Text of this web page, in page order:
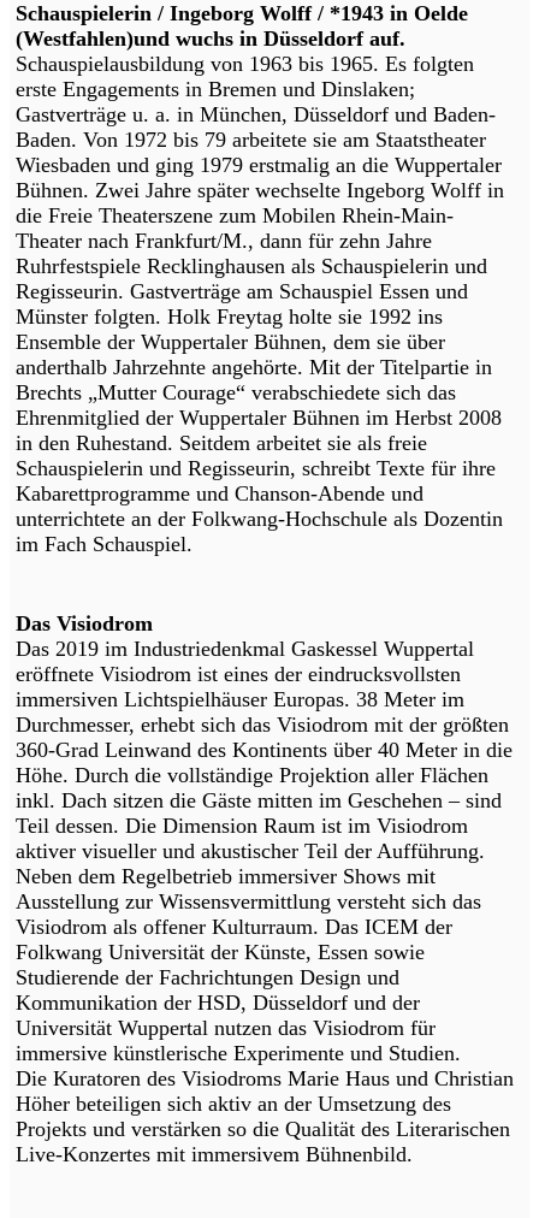
Schauspielerin / Ingeborg Wolff / *1943 in Oelde
(Westfahlen)und wuchs in Düsseldorf auf.
Schauspielausbildung von 1963 bis 1965. Es folgten
erste Engagements in Bremen und Dinslaken;
Gastverträge u. a. in München, Düsseldorf und Baden-
Baden. Von 1972 bis 79 arbeitete sie am Staatstheater
Wiesbaden und ging 1979 erstmalig an die Wuppertaler
Bühnen. Zwei Jahre später wechselte Ingeborg Wolff in
die Freie Theaterszene zum Mobilen Rhein-Main-
Theater nach Frankfurt/M., dann für zehn Jahre
Ruhrfestspiele Recklinghausen als Schauspielerin und
Regisseurin. Gastverträge am Schauspiel Essen und
Münster folgten. Holk Freytag holte sie 1992 ins
Ensemble der Wuppertaler Bühnen, dem sie über
anderthalb Jahrzehnte angehörte. Mit der Titelpartie in
Brechts „Mutter Courage“ verabschiedete sich das
Ehrenmitglied der Wuppertaler Bühnen im Herbst 2008
in den Ruhestand. Seitdem arbeitet sie als freie
Schauspielerin und Regisseurin, schreibt Texte für ihre
Kabarettprogramme und Chanson-Abende und
unterrichtete an der Folkwang-Hochschule als Dozentin
im Fach Schauspiel.
Das Visiodrom
Das 2019 im Industriedenkmal Gaskessel Wuppertal
eröffnete Visiodrom ist eines der eindrucksvollsten
immersiven Lichtspielhäuser Europas. 38 Meter im
Durchmesser, erhebt sich das Visiodrom mit der größten
360-Grad Leinwand des Kontinents über 40 Meter in die
Höhe. Durch die vollständige Projektion aller Flächen
inkl. Dach sitzen die Gäste mitten im Geschehen – sind
Teil dessen. Die Dimension Raum ist im Visiodrom
aktiver visueller und akustischer Teil der Aufführung.
Neben dem Regelbetrieb immersiver Shows mit
Ausstellung zur Wissensvermittlung versteht sich das
Visiodrom als offener Kulturraum. Das ICEM der
Folkwang Universität der Künste, Essen sowie
Studierende der Fachrichtungen Design und
Kommunikation der HSD, Düsseldorf und der
Universität Wuppertal nutzen das Visiodrom für
immersive künstlerische Experimente und Studien.
Die Kuratoren des Visiodroms Marie Haus und Christian
Höher beteiligen sich aktiv an der Umsetzung des
Projekts und verstärken so die Qualität des Literarischen
Live-Konzertes mit immersivem Bühnenbild.